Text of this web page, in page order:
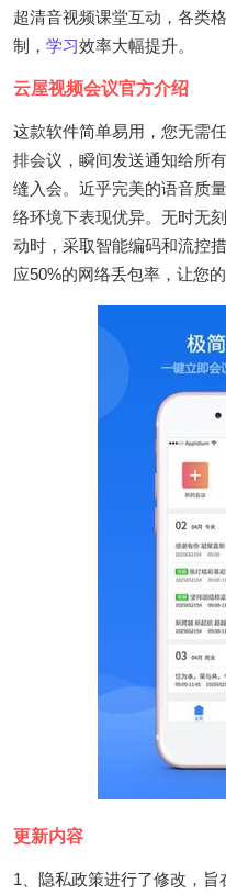
超清音视频课堂互动，各类
制， 学习效率大幅提升。
云屋视频会议官方介绍
这款软件简单易用，您无需
排会议，瞬间发送通知给所
缝入会。近乎完美的语音质
络环境下表现优异。无时无
动时，采取智能编码和流控
应50%的网络丢包率，让您的
更新内容
1、隐私政策进行了修改，旨